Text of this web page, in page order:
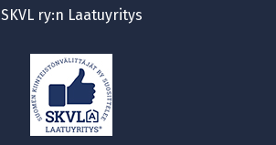
SKVL ry:n Laatuyritys